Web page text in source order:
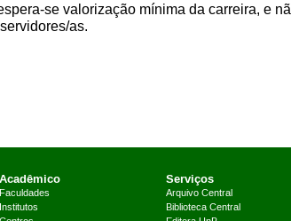
se valorização mínima da carreira, e
as.
Acadêmico
Faculdades
Institutos
Serviços
Arquivo Central
Biblioteca Central